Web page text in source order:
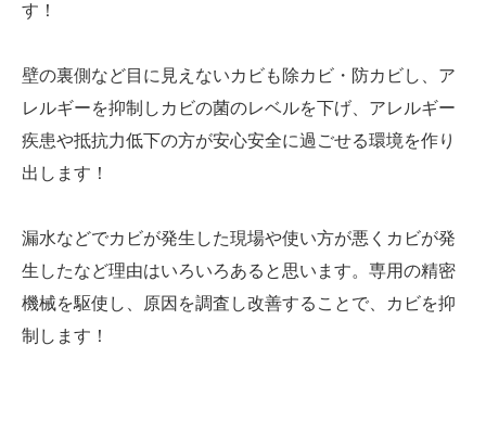
す！
壁の裏側など目に見えないカビも除カビ・防カビし、ア
レルギーを抑制しカビの菌のレベルを下げ、アレルギー
疾患や抵抗力低下の方が安心安全に過ごせる環境を作り
出します！
漏水などでカビが発生した現場や使い方が悪くカビが発
生したなど理由はいろいろあると思います。専用の精密
機械を駆使し、原因を調査し改善することで、カビを抑
制します！